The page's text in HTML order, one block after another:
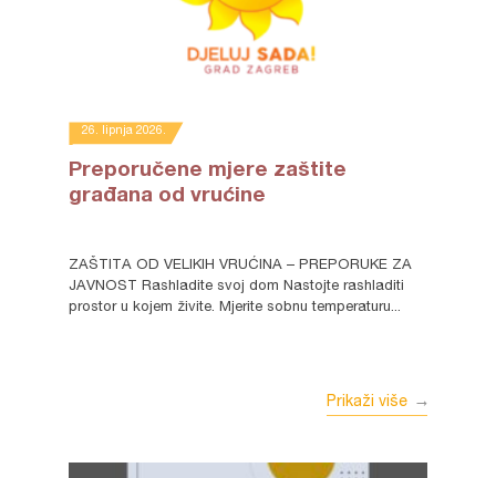
26. lipnja 2026.
Preporučene mjere zaštite
građana od vrućine
ZAŠTITA OD VELIKIH VRUĆINA – PREPORUKE ZA
JAVNOST Rashladite svoj dom Nastojte rashladiti
prostor u kojem živite. Mjerite sobnu temperaturu...
Prikaži više